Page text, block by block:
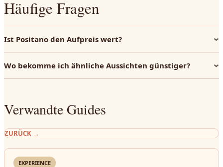
Häufige Fragen
Ist Positano den Aufpreis wert?
Wo bekomme ich ähnliche Aussichten günstiger?
Verwandte Guides
ZURÜCK →
EXPERIENCE